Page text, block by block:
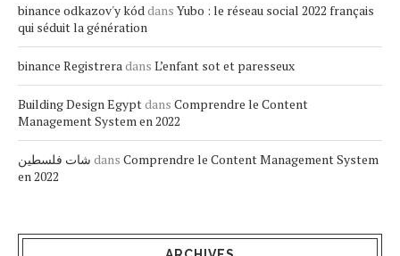
binance odkazov'y kód dans Yubo : le réseau social 2022 français
qui séduit la génération
binance Registrera dans L’enfant sot et paresseux
Building Design Egyptdans Comprendre le Content
Management System en 2022
شات فلسطين dans Comprendre le Content Management System
en 2022